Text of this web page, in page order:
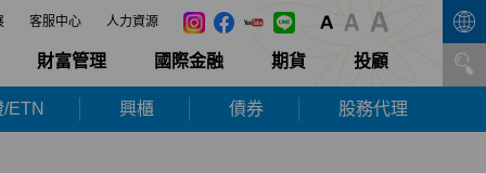
客服中心 人力資源
財富管理 國際金融 期貨 投顧
ETN 興櫃 債券 股務代理